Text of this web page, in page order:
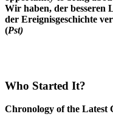
Wir haben, der besseren
der Ereignisgeschichte
(Pst)
Who Started It?
Chronology of the Latest